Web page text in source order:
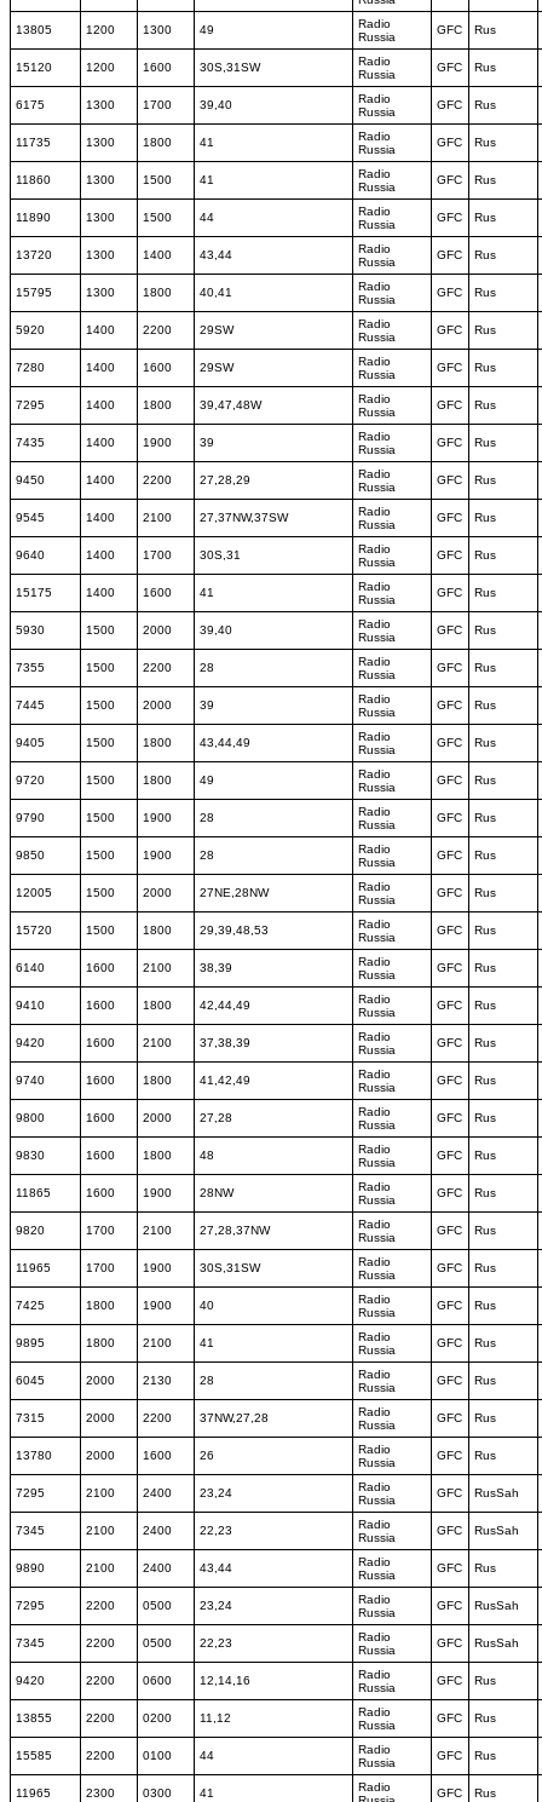
13805 1200 1300 49
Radio
Russia
GFC Rus
15120 1200 1600 30S,31SW
Radio
Russia
GFC Rus
6175 1300 1700 39,40
Radio
Russia
GFC Rus
11735 1300 1800 41
Radio
Russia
GFC Rus
11860 1300 1500 41
Radio
Russia
GFC Rus
11890 1300 1500 44
Radio
Russia
GFC Rus
13720 1300 1400 43,44
Radio
Russia
GFC Rus
15795 1300 1800 40,41
Radio
Russia
GFC Rus
5920 1400 2200 29SW
Radio
Russia
GFC Rus
7280 1400 1600 29SW
Radio
Russia
GFC Rus
7295 1400 1800 39,47,48W
Radio
Russia
GFC Rus
7435 1400 1900 39
Radio
Russia
GFC Rus
9450 1400 2200 27,28,29
Radio
Russia
GFC Rus
9545 1400 2100 27,37NW,37SW
Radio
Russia
GFC Rus
9640 1400 1700 30S,31
Radio
Russia
GFC Rus
15175 1400 1600 41
Radio
Russia
GFC Rus
5930 1500 2000 39,40
Radio
Russia
GFC Rus
7355 1500 2200 28
Radio
Russia
GFC Rus
7445 1500 2000 39
Radio
Russia
GFC Rus
9405 1500 1800 43,44,49
Radio
Russia
GFC Rus
9720 1500 1800 49
Radio
Russia
GFC Rus
9790 1500 1900 28
Radio
Russia
GFC Rus
9850 1500 1900 28
Radio
Russia
GFC Rus
12005 1500 2000 27NE,28NW
Radio
Russia
GFC Rus
15720 1500 1800 29,39,48,53
Radio
Russia
GFC Rus
6140 1600 2100 38,39
Radio
Russia
GFC Rus
9410 1600 1800 42,44,49
Radio
Russia
GFC Rus
9420 1600 2100 37,38,39
Radio
Russia
GFC Rus
9740 1600 1800 41,42,49
Radio
Russia
GFC Rus
9800 1600 2000 27,28
Radio
Russia
GFC Rus
9830 1600 1800 48
Radio
Russia
GFC Rus
11865 1600 1900 28NW
Radio
Russia
GFC Rus
9820 1700 2100 27,28,37NW
Radio
Russia
GFC Rus
11965 1700 1900 30S,31SW
Radio
Russia
GFC Rus
7425 1800 1900 40
Radio
Russia
GFC Rus
9895 1800 2100 41
Radio
Russia
GFC Rus
6045 2000 2130 28
Radio
Russia
GFC Rus
7315 2000 2200 37NW,27,28
Radio
Russia
GFC Rus
13780 2000 1600 26
Radio
Russia
GFC Rus
7295 2100 2400 23,24
Radio
Russia
GFC RusSah
7345 2100 2400 22,23
Radio
Russia
GFC RusSah
9890 2100 2400 43,44
Radio
Russia
GFC Rus
7295 2200 0500 23,24
Radio
Russia
GFC RusSah
7345 2200 0500 22,23
Radio
Russia
GFC RusSah
9420 2200 0600 12,14,16
Radio
Russia
GFC Rus
13855 2200 0200 11,12
Radio
Russia
GFC Rus
15585 2200 0100 44
Radio
Russia
GFC Rus
11965 2300 0300 41
Radio
GFC Rus